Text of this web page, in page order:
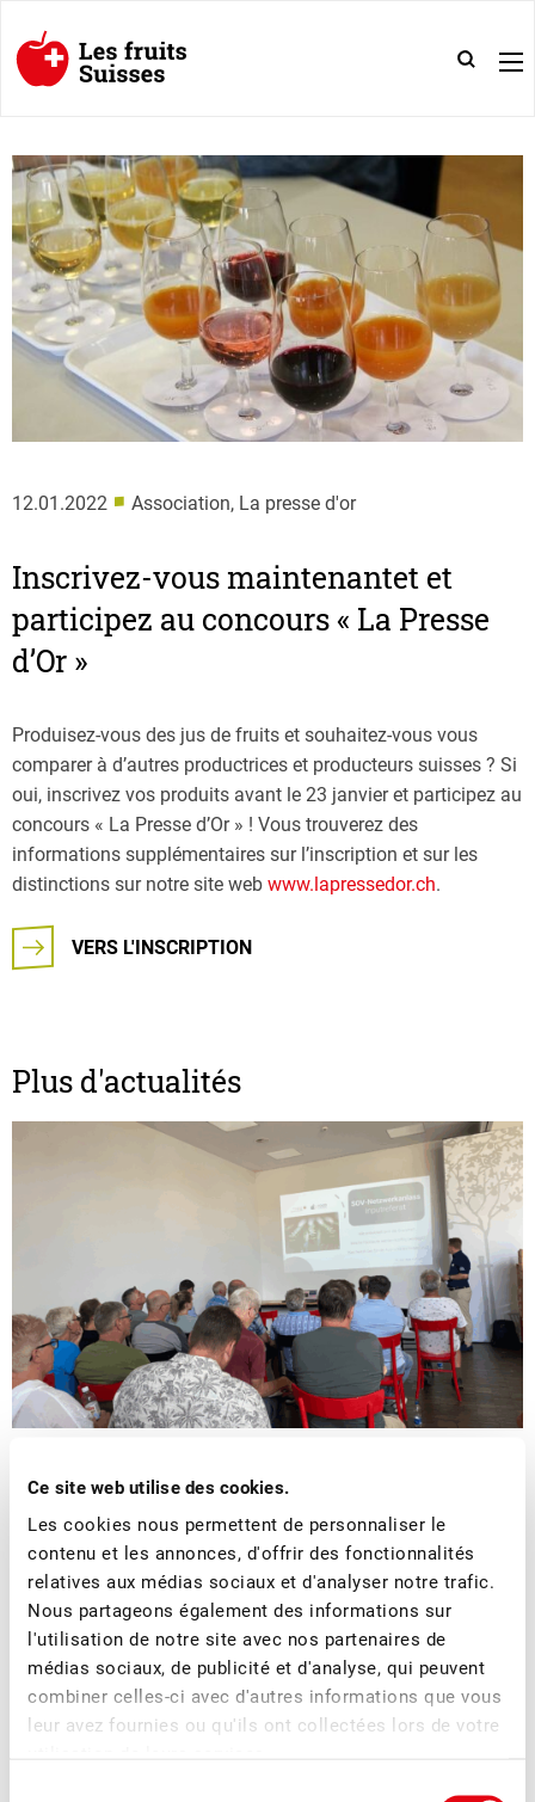
Ce site web utilise des cookies.
Les cookies nous permettent de personnaliser le
contenu et les annonces, d'offrir des fonctionnalités
relatives aux médias sociaux et d'analyser notre trafic.
Nous partageons également des informations sur
l'utilisation de notre site avec nos partenaires de
médias sociaux, de publicité et d'analyse, qui peuvent
combiner celles-ci avec d'autres informations que vous
leur avez fournies ou qu'ils ont collectées lors de votre
12.01.2022 ■ Association, La presse d'or
Inscrivez-vous maintenantet et
participez au concours « La Presse
d’Or »
Produisez-vous des jus de fruits et souhaitez-vous vous
comparer à d’autres productrices et producteurs suisses ? Si
oui, inscrivez vos produits avant le 23 janvier et participez au
concours « La Presse d’Or » ! Vous trouverez des
informations supplémentaires sur l’inscription et sur les
distinctions sur notre site web www.lapressedor.ch.
VERS L'INSCRIPTION
Plus d'actualités
Organisation réussie de l’évènement de
réseautage pour les cidreries suisses
L’évènement de réseautage pour les cidreries organisé à la
fin juin à Sursee par la FUS visait à favoriser l’échange au
sein de la branche, à donner de nouvelles impulsions et à
faciliter les rencontres.